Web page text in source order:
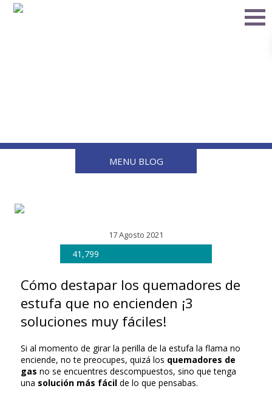
MENU BLOG
17 Agosto 2021
41,799
Cómo destapar los quemadores de
estufa que no encienden ¡3
soluciones muy fáciles!
Si al momento de girar la perilla de la estufa la flama no
enciende, no te preocupes, quizá los quemadores de
gas no se encuentres descompuestos, sino que tenga
una solución más fácil de lo que pensabas.